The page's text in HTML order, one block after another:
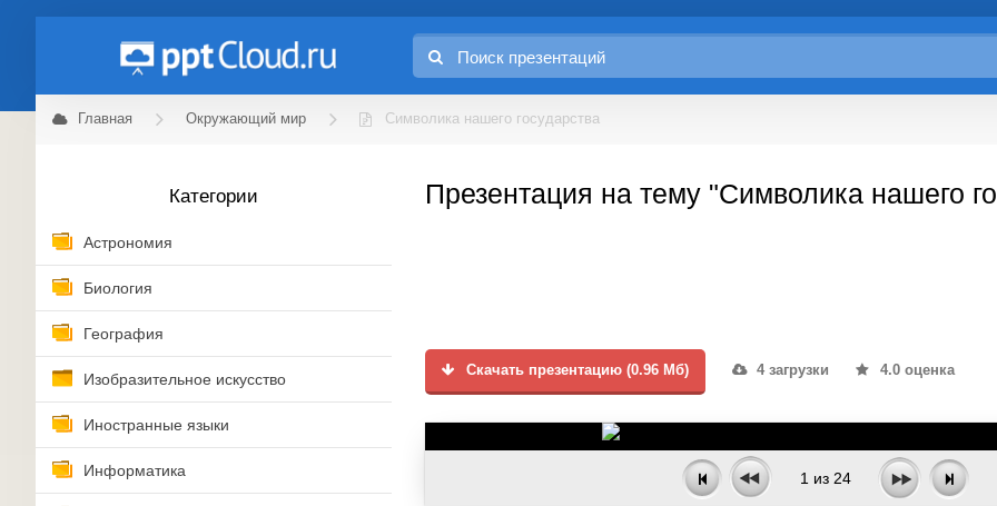
Главная Окружающий мир Символика нашего государства
Категории
Астрономия
Биология
География
Изобразительное искусство
Иностранные языки
Информатика
Презентация на тему "Символика нашего
Скачать презентацию (0.96 Мб) 4 загрузки 4.0 оценка
1 из 24